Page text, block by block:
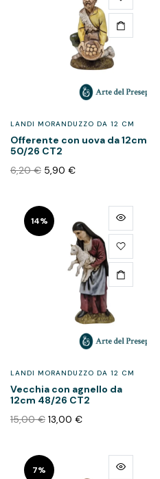
LANDI MORANDUZZO DA 12 CM
Offerente con uova da 12cm
50/26 CT2
6,20€ 5,90 €
14%
LANDI MORANDUZZO DA 12 CM
Vecchia con agnello da
12cm 48/26 CT2
15,00€ 13,00 €
7%